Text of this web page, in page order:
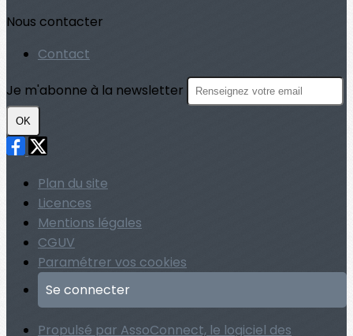
Nous contacter
Contact
Je m'abonne à la newsletter
OK
Plan du site
Licences
Mentions légales
CGUV
Paramétrer vos cookies
Se connecter
Propulsé par AssoConnect, le logiciel des